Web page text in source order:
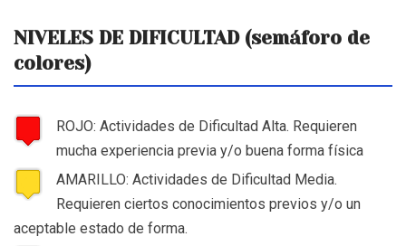
NIVELES DE DIFICULTAD (semáforo de
colores)
ROJO: Actividades de Dificultad Alta. Requieren
mucha experiencia previa y/o buena forma física
AMARILLO: Actividades de Dificultad Media.
Requieren ciertos conocimientos previos y/o un
aceptable estado de forma.